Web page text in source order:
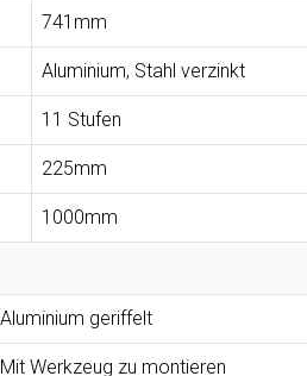
741mm
Aluminium, Stahl verzinkt
11 Stufen
225mm
1000mm
Aluminium geriffelt
Mit Werkzeug zu montieren